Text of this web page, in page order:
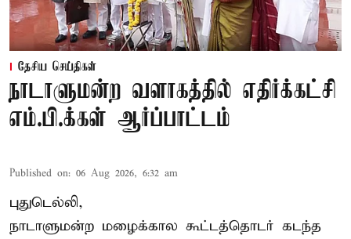
தேசிய செய்திகள்
நாடாளுமன்ற வளாகத்தில் எதிர்க்கட்சி
எம்.பி.க்கள் ஆர்ப்பாட்டம்
Published on: 06 Aug 2026, 6:32 am
புதுடெல்லி,
நாடாளுமன்ற மழைக்கால கூட்டத்தொடர் கடந்த